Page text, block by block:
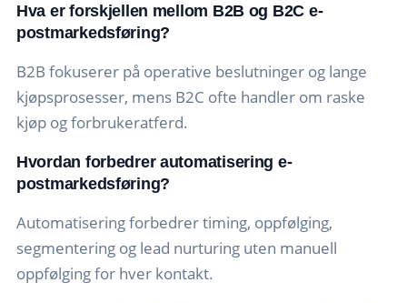
Hva er forskjellen mellom B2B og B2C e-
postmarkedsføring?
B2B fokuserer på operative beslutninger og lange
kjøpsprosesser, mens B2C ofte handler om raske
kjøp og forbrukeratferd.
Hvordan forbedrer automatisering e-
postmarkedsføring?
Automatisering forbedrer timing, oppfølging,
segmentering og lead nurturing uten manuell
oppfølging for hver kontakt.